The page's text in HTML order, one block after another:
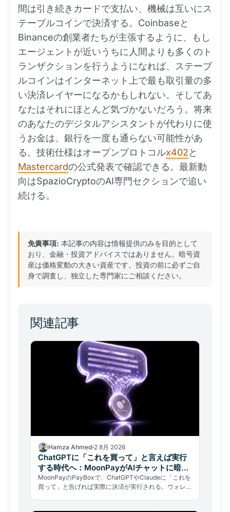
間は引き続きカードで支払い、機械は互いにス
テーブルコインで決済する。Coinbaseと
Binanceの創業者たちが主張するように、もし
エージェントが近いうちに人間よりも多くのト
ランザクションを行うようになれば、ステーブ
ルコインはインターネット上で最も取引量の多
い決済レイヤーになるかもしれない。そしてあ
なたはそれにほとんど気づかないだろう。将来
のあなたのデジタルアシスタントが代わりに使
うお金は、銀行を一度も通らない可能性があ
る。技術仕様はオープンプロトコルx402と
Mastercardの公式発表で確認できる。最新動
向はSpazioCryptoのAI専門セクションで追い
続ける。
免責事項: 本記事の内容は情報提供のみを目的として
おり、金融・投資アドバイスではありません。暗号資
産は価格変動の大きい資産です。投資の前に必ずご自
身で調査し、独立した専門家にご相談ください。
関連記事
Hamza Ahmed 2 8月 2026
ChatGPTに「これを買って」と言えば実行
する時代へ：MoonPayがAIチャットに暗号
資産決済を統合
MoonPayのPayBoxで、ChatGPTやClaudeに「これを
買って」と告げれば実際に決済が実行される。ウォレッ